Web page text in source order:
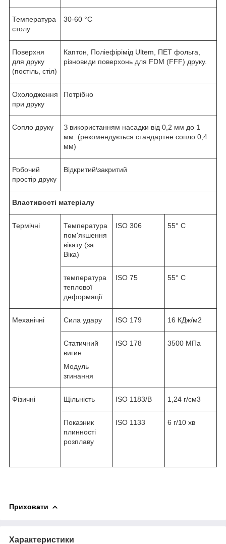
Температура
столу
30-60 °С
Поверхня
для друку
(постіль, стіл)
Каптон, Поліефірімід Ultem, ПЕТ фольга,
різновиди поверхонь для FDM (FFF) друку.
Охолодження
при друку
Потрібно
Сопло друку
З використанням насадки від 0,2 мм до 1
мм. (рекомендується стандартне сопло 0,4
мм)
Робочий
простір друку
Відкритий\закритий
Властивості матеріалу
Термічні
Температура
пом'якшення
вікату (за
Віка)
ISO 306 55° C
температура
теплової
деформації
ISO 75 55° C
Механічні Сила удару ISO 179 16 КДж/м2
Статичний
вигин
Модуль
згинання
ISO 178 3500 МПа
Фізичні Щільність ISO 1183/B 1,24 г/см3
Показник
плинності
розплаву
ISO 1133 6 г/10 хв
Приховати
Характеристики